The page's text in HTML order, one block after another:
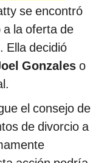
se encontró
la oferta de
Ella decidió
Gonzales o
el consejo de
de divorcio a